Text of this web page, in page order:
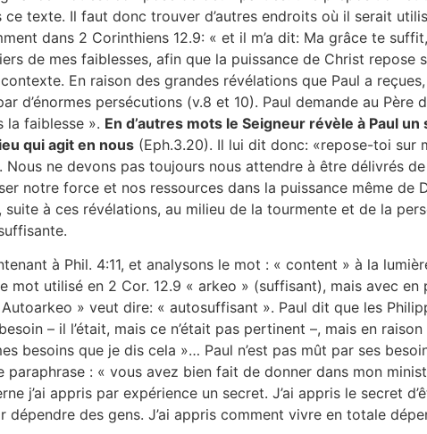
ce texte. Il faut donc trouver d’autres endroits où il serait
dans 2 Corinthiens 12.9: « et il m’a dit: Ma grâce te
de mes faiblesses, afin que la puissance de Christ
En raison des grandes révélations que Paul a
d’énormes persécutions (v.8 et 10). Paul demande au
la faiblesse ». En d’autres mots le Seigneur révèle à Paul
qui agit en nous (Eph.3.20). Il lui dit donc: «repose-toi sur
Nous ne devons pas toujours nous attendre à être délivrés
notre force et nos ressources dans la puissance même de
suite à ces révélations, au milieu de la tourmente et de la
à Phil. 4:11, et analysons le mot : « content » à la
mot utilisé en 2 Cor. 12.9 « arkeo » (suffisant), mais avec
» veut dire: « autosuffisant ». Paul dit que les
– il l’était, mais ce n’était pas pertinent –, mais en
besoins que je dis cela »… Paul n’est pas mût par ses
paraphrase : « vous avez bien fait de donner dans mon
j’ai appris par expérience un secret. J’ai appris le secret
dépendre des gens. J’ai appris comment vivre en totale